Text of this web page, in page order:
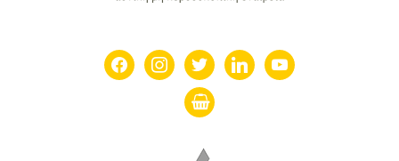
facebookinstagramtwitter linkedin youtube
shopping-
basket